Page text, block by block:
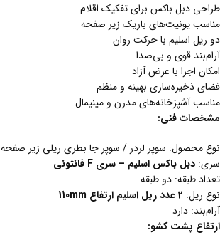
طراحی دبل باکس برای تفکیک اقلام
مناسب یونیت‌های باریک زیر صفحه
دو ریل اسلیم با حرکت روان
آرام‌بند قوی و بی‌صدا
امکان اجرا با عرض آزاد
فضای ذخیره‌سازی بهینه و منظم
مناسب آشپزخانه‌های مدرن و مینیمال
مشخصات فنی:
نوع محصول: سوپر لردر / سوپر جا بطری ریلی زیر صفحه
سری: دبل باکس اسلیم – سری F فانتونی
تعداد طبقه: دو طبقه
نوع ریل: 2 عدد ریل اسلیم ارتفاع 110
mm
آرام‌بند: دارد
ارتفاع پشت کشو: